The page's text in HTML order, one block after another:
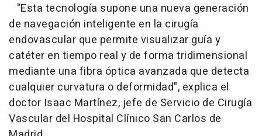
"Esta tecnología supone una nueva generación
de navegación inteligente en la cirugía
endovascular que permite visualizar guía y
catéter en tiempo real y de forma tridimensional
mediante una fibra óptica avanzada que detecta
cualquier curvatura o deformidad", explica el
doctor Isaac Martínez, jefe de Servicio de Cirugía
Vascular del Hospital Clínico San Carlos de